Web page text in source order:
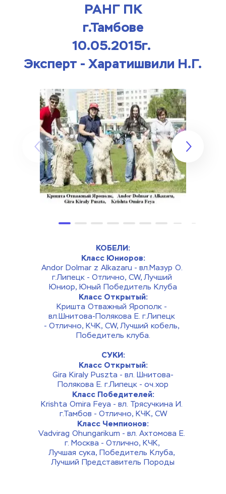
РАНГ ПК
​г.Тамбове
10.05.2015г.
Эксперт - Харатишвили Н.Г.
КОБЕЛИ:
Класс Юниоров:
Andor Dolmar z Alkazaru - вл.Мазур О.
г.Липецк - Отлично, CW, Лучший
Юниор, Юный Победитель Клуба
Класс Открытый:
Кришта Отважный Ярополк -
вл.Шнитова-Полякова Е. г.Липецк
- Отлично, КЧК, CW, Лучший кобель,
Победитель клуба.
​СУКИ:
Класс Открытый:
Gira Kiraly Puszta - вл. Шнитова-
Полякова Е. г.Липецк - оч.хор
Класс Победителей:
Krishta Omira Feya - вл. Трясучкина И.
г.Тамбов - Отлично, КЧК, CW
Класс Чемпионов:
Vadvirag Ohungarikum - вл. Ахтомова Е.
г. Москва - Отлично, КЧК,
Лучшая сука, Победитель Клуба,
Лучший Представитель Породы